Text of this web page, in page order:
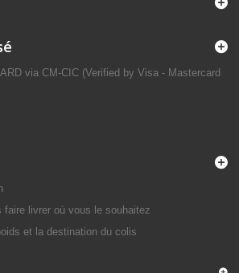
via CM-CIC (Verified by Visa - Mastercard
faire livrer où vous le souhaitez
et la destination du colis